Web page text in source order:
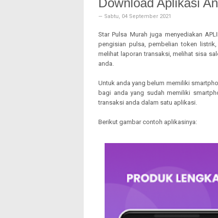
PPOB ONLINE
VOUCHER TV
SALDO E-MONEY
VOUCHER GAME
Download Aplikasi
— Sabtu, 04 September 2021
Star Pulsa Murah juga menyediakan
pengisian pulsa, pembelian token
melihat laporan transaksi, melihat sisa
anda.
Untuk anda yang belum memiliki
bagi anda yang sudah memiliki
transaksi anda dalam satu aplikasi.
Berikut gambar contoh aplikasinya: